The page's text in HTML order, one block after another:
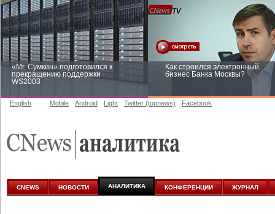
«Mr. Сумкин» подготовился к
прекращению поддержки
WS2003
Как строился электронный
бизнес Банка Москвы?
аналитике
English Mobile Android Light Twitter (topnews) Facebook
CNEWS НОВОСТИ АНАЛИТИКА КОНФЕРЕНЦИИ ЖУРНАЛ